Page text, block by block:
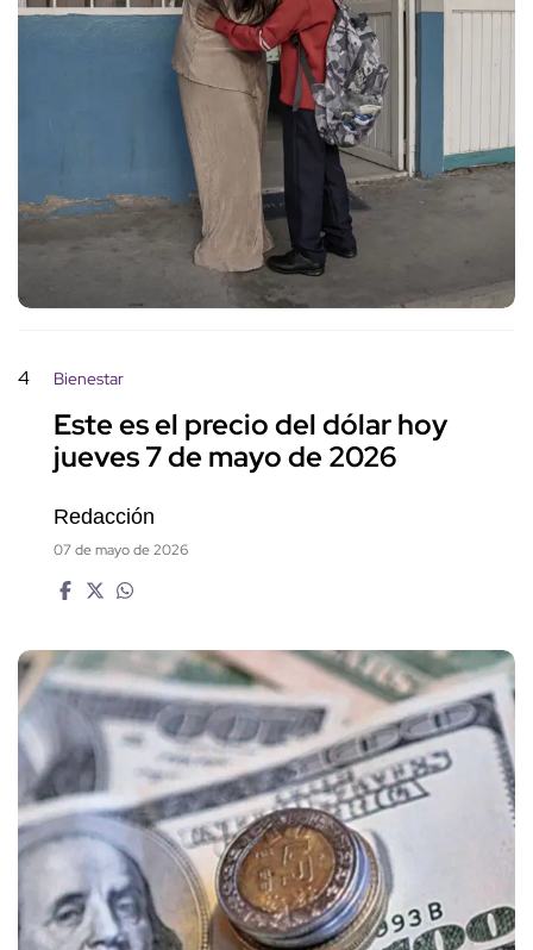
4 Bienestar
Este es el precio del dólar hoy
jueves 7 de mayo de 2026
Redacción
07 de mayo de 2026